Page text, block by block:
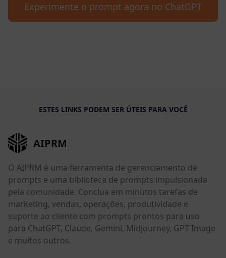
Experimente o prompt agora no ChatGPT
ESTES LINKS PODEM SER ÚTEIS PARA VOCÊ
AIPRM
O AIPRM é uma ferramenta de gerenciamento de
prompts e uma biblioteca de prompts impulsionada
pela comunidade. Conclua em minutos tarefas de
marketing, vendas, operações, produtividade e
suporte ao cliente com prompts prontos para uso
para ChatGPT, Claude, Gemini, Midjourney, GPT Image
e muitos outros.